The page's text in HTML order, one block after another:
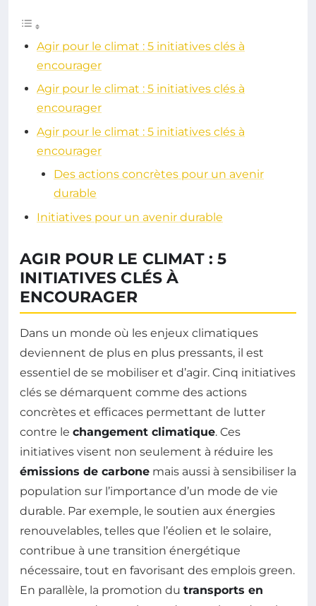
Agir pour le climat : 5 initiatives clés à
encourager
Agir pour le climat : 5 initiatives clés à
encourager
Agir pour le climat : 5 initiatives clés à
encourager
Des actions concrètes pour un avenir
durable
Initiatives pour un avenir durable
AGIR POUR LE CLIMAT : 5
INITIATIVES CLÉS À
ENCOURAGER
Dans un monde où les enjeux climatiques
deviennent de plus en plus pressants, il est
essentiel de se mobiliser et d’agir. Cinq initiatives
clés se démarquent comme des actions
concrètes et efficaces permettant de lutter
contre le changement climatique. Ces
initiatives visent non seulement à réduire les
émissions de carbone mais aussi à sensibiliser la
population sur l’importance d’un mode de vie
durable. Par exemple, le soutien aux énergies
renouvelables, telles que l’éolien et le solaire,
contribue à une transition énergétique
nécessaire, tout en favorisant des emplois green.
En parallèle, la promotion du transports en